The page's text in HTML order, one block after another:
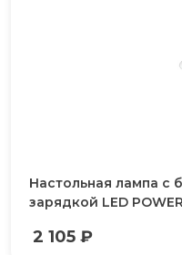
Настольная лампа с
зарядкой LED POWER
2 105 ₽